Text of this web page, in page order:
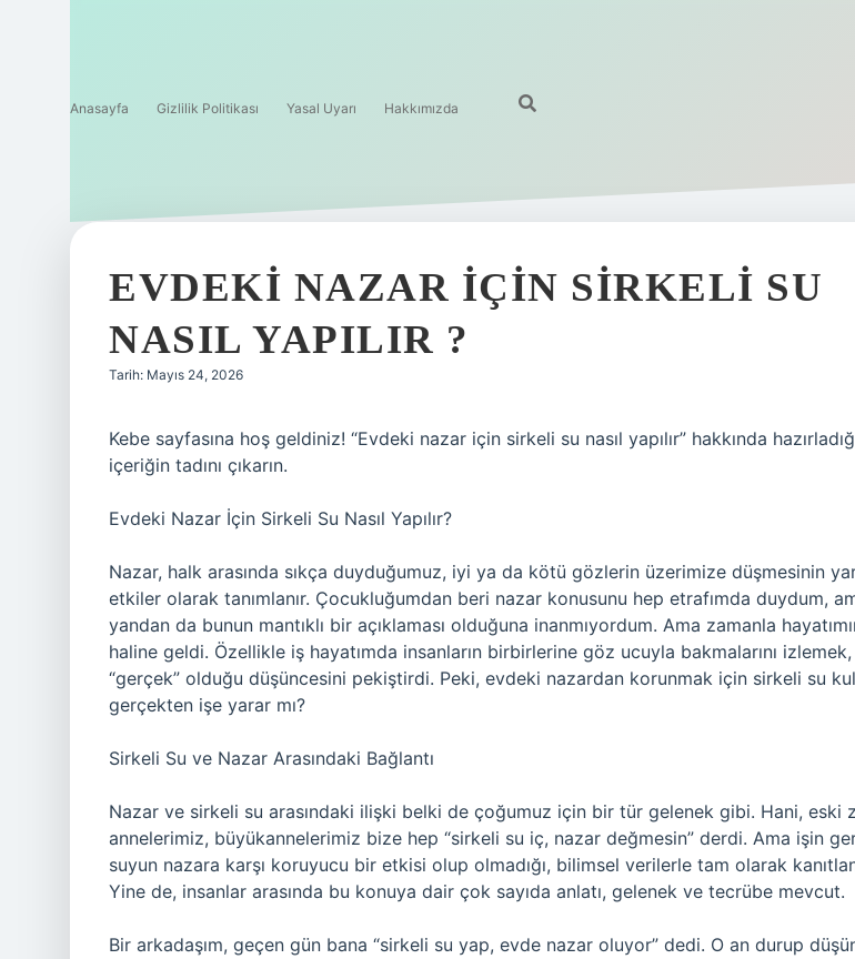
Anasayfa Gizlilik Politikası Yasal Uyarı Hakkımızda
EVDEKI NAZAR IÇIN SIRKELI SU
NASIL YAPILIR ?
Tarih: Mayıs 24, 2026
Kebe sayfasına hoş geldiniz! “Evdeki nazar için sirkeli su nasıl yapılır” hakkında
içeriğin tadını çıkarın.
Evdeki Nazar İçin Sirkeli Su Nasıl Yapılır?
Nazar, halk arasında sıkça duyduğumuz, iyi ya da kötü gözlerin üzerimize düşmesinin
etkiler olarak tanımlanır. Çocukluğumdan beri nazar konusunu hep etrafımda duydum,
yandan da bunun mantıklı bir açıklaması olduğuna inanmıyordum. Ama zamanla
haline geldi. Özellikle iş hayatımda insanların birbirlerine göz ucuyla bakmalarını izlemek,
“gerçek” olduğu düşüncesini pekiştirdi. Peki, evdeki nazardan korunmak için sirkeli su
gerçekten işe yarar mı?
Sirkeli Su ve Nazar Arasındaki Bağlantı
Nazar ve sirkeli su arasındaki ilişki belki de çoğumuz için bir tür gelenek gibi. Hani, eski
annelerimiz, büyükannelerimiz bize hep “sirkeli su iç, nazar değmesin” derdi. Ama işin
suyun nazara karşı koruyucu bir etkisi olup olmadığı, bilimsel verilerle tam olarak
Yine de, insanlar arasında bu konuya dair çok sayıda anlatı, gelenek ve tecrübe mevcut.
Bir arkadaşım, geçen gün bana “sirkeli su yap, evde nazar oluyor” dedi. O an durup